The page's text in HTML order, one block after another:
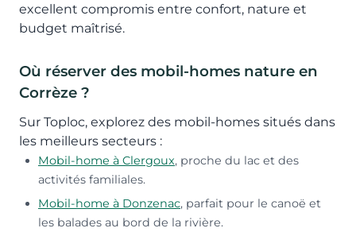
excellent compromis entre confort, nature et
budget maîtrisé.
Où réserver des mobil-homes nature en
Corrèze ?
Sur Toploc, explorez des mobil-homes situés dans
les meilleurs secteurs :
Mobil-home à Clergoux, proche du lac et des
activités familiales.
Mobil-home à Donzenac, parfait pour le canoë et
les balades au bord de la rivière.